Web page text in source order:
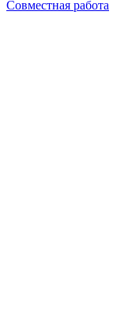
Совместная работа